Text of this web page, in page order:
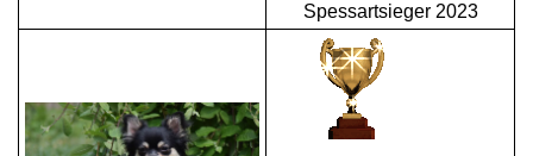
Spessartsieger 2023